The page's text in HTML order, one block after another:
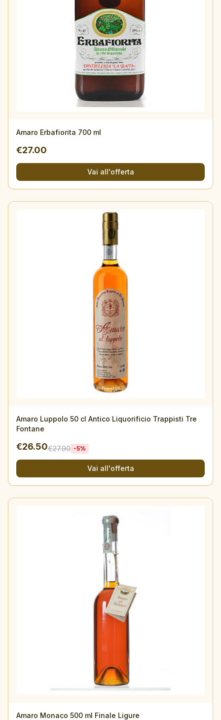
Amaro Erbafiorita 700 ml
€27.00
Vai all'offerta
Amaro Luppolo 50 cl Antico Liquorificio Trappisti Tre
Fontane
€26.50€27.90 -5%
Vai all'offerta
Amaro Monaco 500 ml Finale Ligure